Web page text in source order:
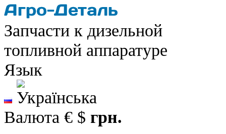
Запчасти к дизельной
топливной аппаратуре
Язык
Валюта € $ грн.